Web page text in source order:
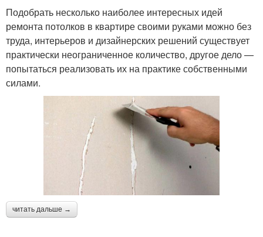
Подобрать несколько наиболее интересных идей
ремонта потолков в квартире своими руками можно без
труда, интерьеров и дизайнерских решений существует
практически неограниченное количество, другое дело —
попытаться реализовать их на практике собственными
силами.
читать дальше →